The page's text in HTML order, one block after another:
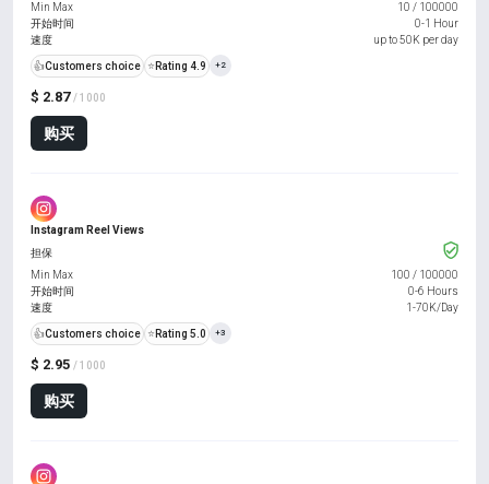
$ 2.87 / 1000
购买
Min Max
10 / 100000
开始时间
0-1 Hour
速度
up to 50K per day
👍Customers choice ⭐ Rating 4.9 +2
Instagram Reel Views
$ 2.95 / 1000
购买
担保
Min Max
100 / 100000
开始时间
0-6 Hours
速度
1-70K/Day
👍Customers choice ⭐ Rating 5.0 +3